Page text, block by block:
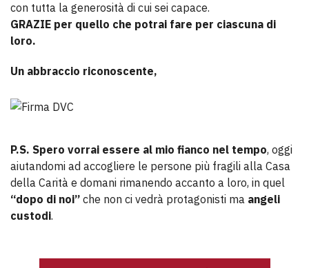
con tutta la generosità di cui sei capace.
GRAZIE per quello che potrai fare per ciascuna di
loro.
Un abbraccio riconoscente,
P.S. Spero vorrai essere al mio fianco nel tempo, oggi
aiutandomi ad accogliere le persone più fragili alla Casa
della Carità e domani rimanendo accanto a loro, in quel
“dopo di noi” che non ci vedrà protagonisti ma angeli
custodi.